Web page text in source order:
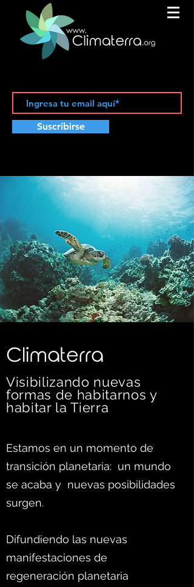
Suscribirse
C limaterra
Visibilizando nuevas
formas de habitarnos y
habitar la Tierra
Estamos en un momento de
transición planetaria: un mundo
se acaba y nuevas posibilidades
surgen.
Difundiendo las nuevas
manifestaciones de
regeneración planetaria